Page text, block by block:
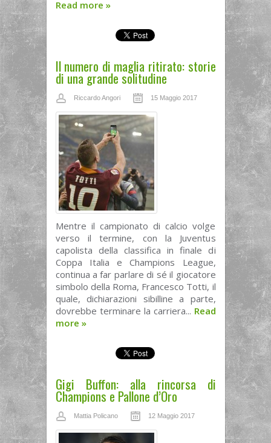
Read more »
Il numero di maglia ritirato: storie
di una grande solitudine
Riccardo Angori 15 Maggio 2017
Mentre il campionato di calcio volge
verso il termine, con la Juventus
capolista della classifica in finale di
Coppa Italia e Champions League,
continua a far parlare di sé il giocatore
simbolo della Roma, Francesco Totti, il
quale, dichiarazioni sibilline a parte,
dovrebbe terminare la carriera... Read
more »
Gigi Buffon: alla rincorsa di
Champions e Pallone d’Oro
Mattia Policano 12 Maggio 2017